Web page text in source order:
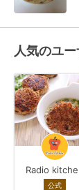
人気のユ
Radio
公式